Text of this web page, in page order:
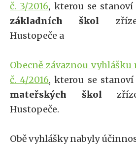
č. 3/2016, kterou se stanoví
základních škol
Hustopeče a
Obecně závaznou vyhlášku
č. 4/2016, kterou se stanoví
mateřských škol
Hustopeče.
Obě vyhlášky nabyly